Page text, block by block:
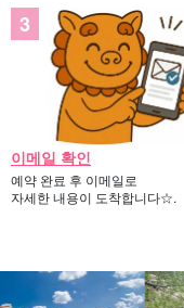
이메일 확인
예약 완료 후 이메일로
자세한 내용이 도착합니다☆.